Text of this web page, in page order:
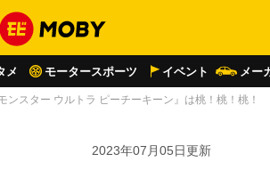
メ モータースポーツ イベント メー
ンスター ウルトラ ピーチーキーン』は桃！桃！桃！
2023年07月05日更新